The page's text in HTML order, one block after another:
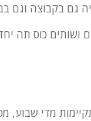
גם בקבוצה וגם
ושותים כוס תה